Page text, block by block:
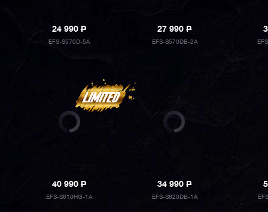
24 990P
EFS-S570D-5A
27 990P
EFS-S570DB-2A
40 990P
EFS-S610HG-1A
34 990P
EFS-S620DB-1A